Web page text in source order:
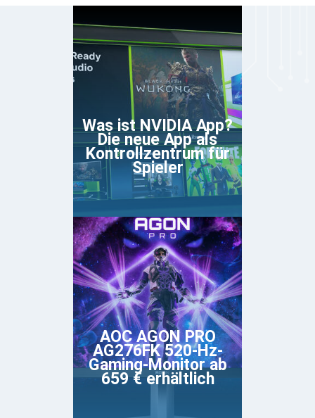
Was ist NVIDIA App?
Die neue App als
Kontrollzentrum für
Spieler
AOC AGON PRO
AG276FK 520-Hz-
Gaming-Monitor ab
659 € erhältlich